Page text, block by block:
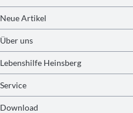
Neue Artikel
Über uns
Lebenshilfe Heinsberg
Service
Download